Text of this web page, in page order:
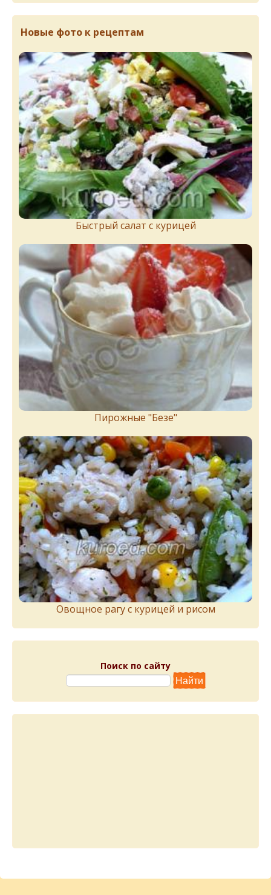
Новые фото к рецептам
Быстрый салат с курицей
Пирожныe "Бeзe"
Овощное рагу с курицей и рисом
Поиск по сайту